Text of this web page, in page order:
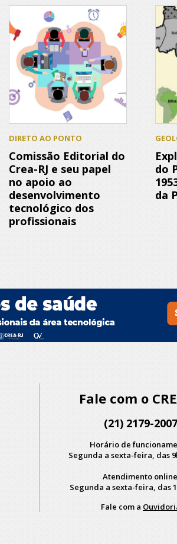
DIRETO AO PONTO
Comissão Editorial do
Crea-RJ e seu papel
no apoio ao
desenvolvimento
tecnológico dos
profissionais
do
da
Fale com o
(21) 2179-2007
Horário de
Segunda a sexta-feira, das
Atendimento
Segunda a sexta-feira, das
Fale com a